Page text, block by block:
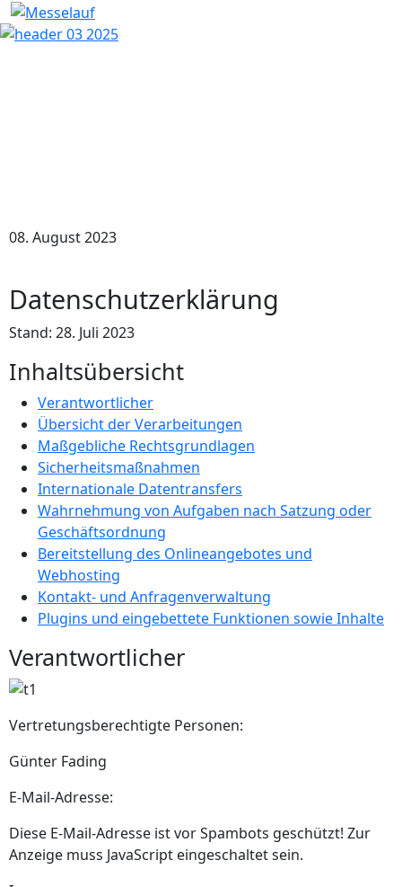
08. August 2023
Datenschutzerklärung
Stand: 28. Juli 2023
Inhaltsübersicht
Verantwortlicher
Übersicht der Verarbeitungen
Maßgebliche Rechtsgrundlagen
Sicherheitsmaßnahmen
Internationale Datentransfers
Wahrnehmung von Aufgaben nach Satzung oder
Geschäftsordnung
Bereitstellung des Onlineangebotes und
Webhosting
Kontakt- und Anfragenverwaltung
Plugins und eingebettete Funktionen sowie Inhalte
Verantwortlicher
Vertretungsberechtigte Personen:
Günter Fading
E-Mail-Adresse:
Diese E-Mail-Adresse ist vor Spambots geschützt! Zur
Anzeige muss JavaScript eingeschaltet sein.